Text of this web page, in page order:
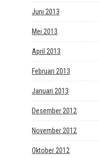
Juni 2013
Mei 2013
April 2013
Februari 2013
Januari 2013
Desember 2012
November 2012
Oktober 2012